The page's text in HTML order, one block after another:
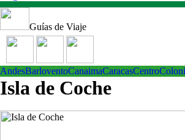
Guías de Viaje
AndesBarloventoCanaimaCaracasCentro
Isla de Coche